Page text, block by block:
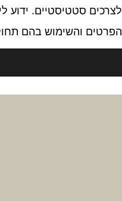
לצרכים סטטיסטיים. ידוע
הפרטים והשימוש בהם